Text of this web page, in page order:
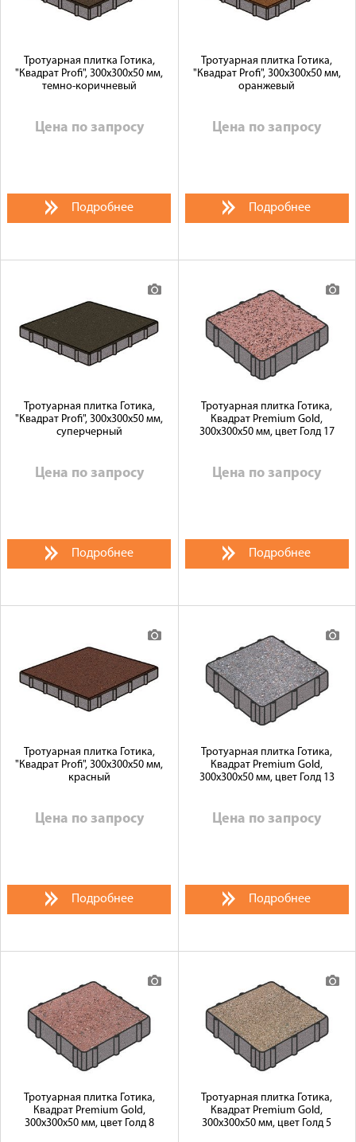
Тротуарная плитка Готика,
"Квадрат Profi", 300x300x50 мм,
темно-коричневый
Цена по запросу
Подробнее
Тротуарная плитка Готика,
"Квадрат Profi", 300x300x50 мм,
оранжевый
Цена по запросу
Подробнее
Тротуарная плитка Готика,
"Квадрат Profi", 300x300x50 мм,
суперчерный
Цена по запросу
Подробнее
Тротуарная плитка Готика,
Квадрат Premium Gold,
300x300x50 мм, цвет Голд 17
Цена по запросу
Подробнее
Тротуарная плитка Готика,
"Квадрат Profi", 300x300x50 мм,
красный
Цена по запросу
Подробнее
Тротуарная плитка Готика,
Квадрат Premium Gold,
300x300x50 мм, цвет Голд 13
Цена по запросу
Подробнее
Тротуарная плитка Готика,
Квадрат Premium Gold,
300x300x50 мм, цвет Голд 8
Тротуарная плитка Готика,
Квадрат Premium Gold,
300x300x50 мм, цвет Голд 5